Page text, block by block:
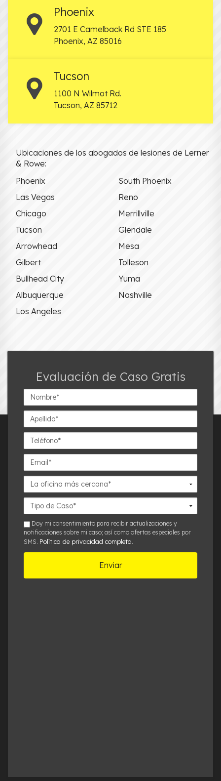
Phoenix
2701 E Camelback Rd STE 185
Phoenix, AZ 85016
Tucson
1100 N Wilmot Rd.
Tucson, AZ 85712
Ubicaciones de los abogados de lesiones de Lerner
& Rowe:
Phoenix
South Phoenix
Las Vegas
Reno
Chicago
Merrillville
Tucson
Glendale
Arrowhead
Mesa
Gilbert
Tolleson
Bullhead City
Yuma
Albuquerque
Nashville
Los Angeles
Evaluación de Caso Gratis
Nombre*
Apellido*
Teléfono*
Email*
La
oficina
más
cercana*
Detalles
del
Caso*
smsDoy mi consentimiento para recibir actualizaciones y
notificaciones sobre mi caso; así como ofertas especiales por
SMS. Política de privacidad completa.